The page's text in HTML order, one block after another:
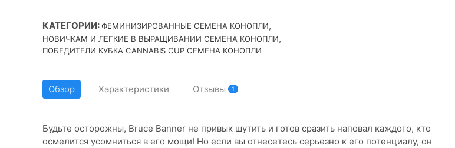
КАТЕГОРИИ:ФЕМИНИЗИРОВАННЫЕ СЕМЕНА КОНОПЛИ,
НОВИЧКАМ И ЛЕГКИЕ В ВЫРАЩИВАНИИ СЕМЕНА КОНОПЛИ,
ПОБЕДИТЕЛИ КУБКА CANNABIS CUP СЕМЕНА КОНОПЛИ
Обзор Характеристики Отзывы 1
Будьте осторожны, Bruce Banner не привык шутить и готов сразить наповал каждого, кто
осмелится усомниться в его мощи! Но если вы отнесетесь серьезно к его потенциалу, он